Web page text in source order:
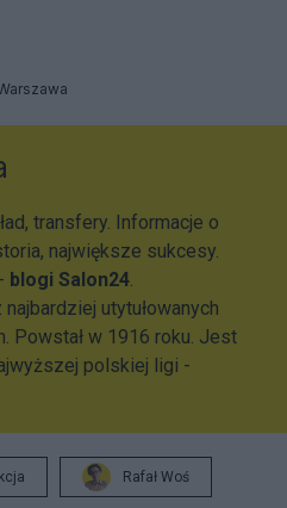
transfery. Informacje o
największe sukcesy.
blogi Salon24.
utytułowanych
Powstał w 1916 roku. Jest
polskiej ligi -
Rafał Woś